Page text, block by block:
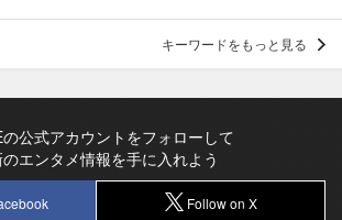
キーワードをもっと見る
公式アカウントをフォローして
エンタメ情報を手に入れよう
Follow on X